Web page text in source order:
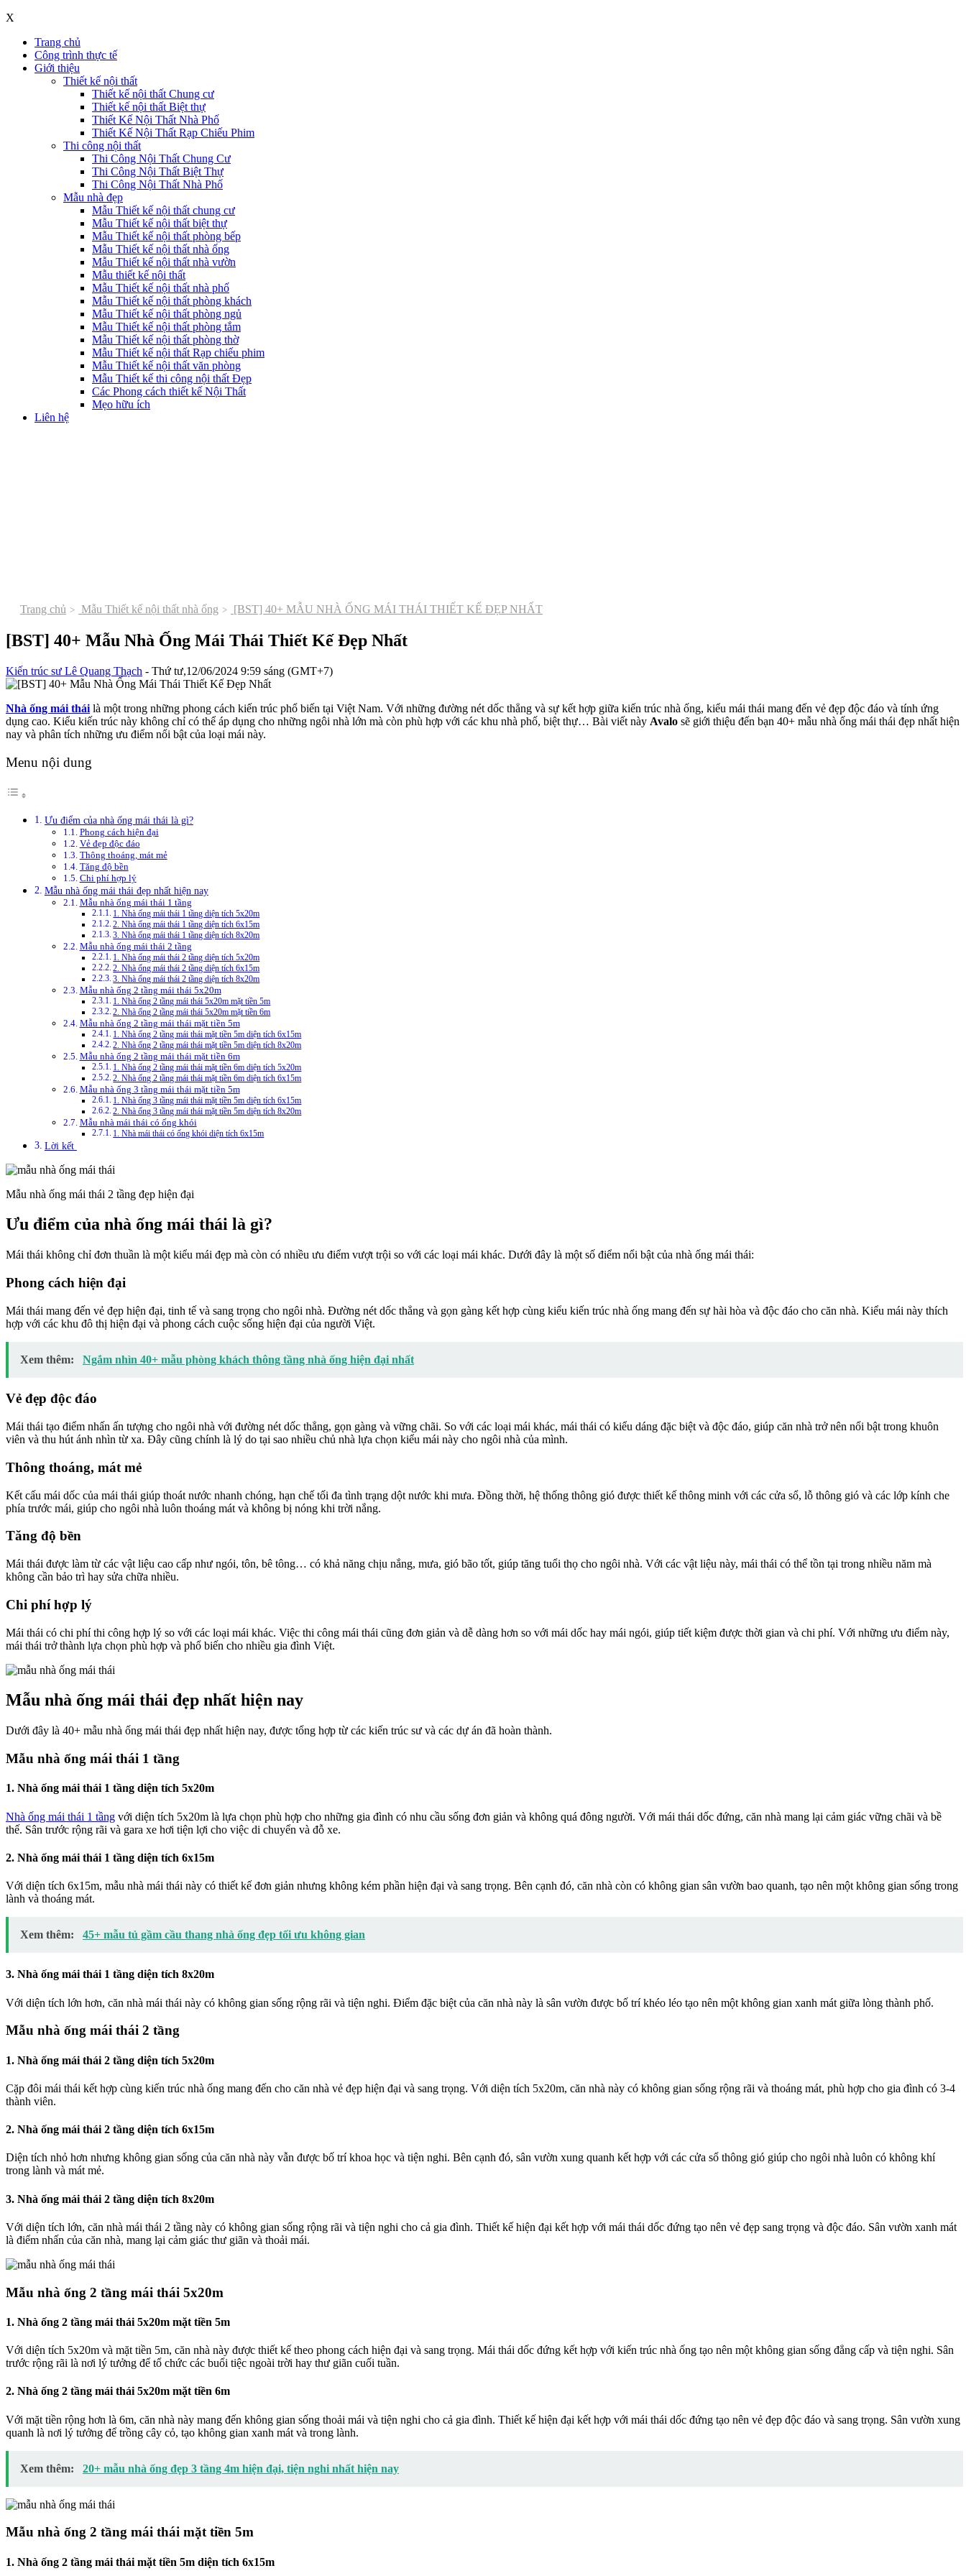
X
Trang chủ
Công trình thực tế
Giới thiệu
Thiết kế nội thất
Thiết kế nội thất Chung cư
Thiết kế nội thất Biệt thự
Thiết Kế Nội Thất Nhà Phố
Thiết Kế Nội Thất Rạp Chiếu Phim
Thi công nội thất
Thi Công Nội Thất Chung Cư
Thi Công Nội Thất Biệt Thự
Thi Công Nội Thất Nhà Phố
Mẫu nhà đẹp
Mẫu Thiết kế nội thất chung cư
Mẫu Thiết kế nội thất biệt thự
Mẫu Thiết kế nội thất phòng bếp
Mẫu Thiết kế nội thất nhà ống
Mẫu Thiết kế nội thất nhà vườn
Mẫu thiết kế nội thất
Mẫu Thiết kế nội thất nhà phố
Mẫu Thiết kế nội thất phòng khách
Mẫu Thiết kế nội thất phòng ngủ
Mẫu Thiết kế nội thất phòng tắm
Mẫu Thiết kế nội thất phòng thờ
Mẫu Thiết kế nội thất Rạp chiếu phim
Mẫu Thiết kế nội thất văn phòng
Mẫu Thiết kế thi công nội thất Đẹp
Các Phong cách thiết kế Nội Thất
Mẹo hữu ích
Liên hệ
Trang chủ Mẫu Thiết kế nội thất nhà ống [BST] 40+ MẪU NHÀ ỐNG MÁI THÁI THIẾT KẾ ĐẸP NHẤT
[BST] 40+ Mẫu Nhà Ống Mái Thái Thiết Kế Đẹp Nhất
Kiến trúc sư Lê Quang Thạch - Thứ tư,12/06/2024 9:59 sáng (GMT+7)
Nhà ống mái thái là một trong những phong cách kiến trúc phổ biến tại Việt Nam. Với những đường nét dốc thẳng và sự kết hợp giữa kiến trúc nhà ống, kiểu mái thái mang đến vẻ đẹp độc đáo và tính ứng
dụng cao. Kiểu kiến trúc này không chỉ có thể áp dụng cho những ngôi nhà lớn mà còn phù hợp với các khu nhà phố, biệt thự… Bài viết này Avalo sẽ giới thiệu đến bạn 40+ mẫu nhà ống mái thái đẹp nhất hiện
nay và phân tích những ưu điểm nổi bật của loại mái này.
Menu nội dung
Ưu điểm của nhà ống mái thái là gì?
Phong cách hiện đại
Vẻ đẹp độc đáo
Thông thoáng, mát mẻ
Tăng độ bền
Chi phí hợp lý
Mẫu nhà ống mái thái đẹp nhất hiện nay
Mẫu nhà ống mái thái 1 tầng
1. Nhà ống mái thái 1 tầng diện tích 5x20m
2. Nhà ống mái thái 1 tầng diện tích 6x15m
3. Nhà ống mái thái 1 tầng diện tích 8x20m
Mẫu nhà ống mái thái 2 tầng
1. Nhà ống mái thái 2 tầng diện tích 5x20m
2. Nhà ống mái thái 2 tầng diện tích 6x15m
3. Nhà ống mái thái 2 tầng diện tích 8x20m
Mẫu nhà ống 2 tầng mái thái 5x20m
1. Nhà ống 2 tầng mái thái 5x20m mặt tiền 5m
2. Nhà ống 2 tầng mái thái 5x20m mặt tiền 6m
Mẫu nhà ống 2 tầng mái thái mặt tiền 5m
1. Nhà ống 2 tầng mái thái mặt tiền 5m diện tích 6x15m
2. Nhà ống 2 tầng mái thái mặt tiền 5m diện tích 8x20m
Mẫu nhà ống 2 tầng mái thái mặt tiền 6m
1. Nhà ống 2 tầng mái thái mặt tiền 6m diện tích 5x20m
2. Nhà ống 2 tầng mái thái mặt tiền 6m diện tích 6x15m
Mẫu nhà ống 3 tầng mái thái mặt tiền 5m
1. Nhà ống 3 tầng mái thái mặt tiền 5m diện tích 6x15m
2. Nhà ống 3 tầng mái thái mặt tiền 5m diện tích 8x20m
Mẫu nhà mái thái có ống khói
1. Nhà mái thái có ống khói diện tích 6x15m
Lời kết
Mẫu nhà ống mái thái 2 tầng đẹp hiện đại
Ưu điểm của nhà ống mái thái là gì?
Mái thái không chỉ đơn thuần là một kiểu mái đẹp mà còn có nhiều ưu điểm vượt trội so với các loại mái khác. Dưới đây là một số điểm nổi bật của nhà ống mái thái:
Phong cách hiện đại
Mái thái mang đến vẻ đẹp hiện đại, tinh tế và sang trọng cho ngôi nhà. Đường nét dốc thẳng và gọn gàng kết hợp cùng kiểu kiến trúc nhà ống mang đến sự hài hòa và độc đáo cho căn nhà. Kiểu mái này thích
hợp với các khu đô thị hiện đại và phong cách cuộc sống hiện đại của người Việt.
Xem thêm: Ngắm nhìn 40+ mẫu phòng khách thông tầng nhà ống hiện đại nhất
Vẻ đẹp độc đáo
Mái thái tạo điểm nhấn ấn tượng cho ngôi nhà với đường nét dốc thẳng, gọn gàng và vững chãi. So với các loại mái khác, mái thái có kiểu dáng đặc biệt và độc đáo, giúp căn nhà trở nên nổi bật trong khuôn
viên và thu hút ánh nhìn từ xa. Đây cũng chính là lý do tại sao nhiều chủ nhà lựa chọn kiểu mái này cho ngôi nhà của mình.
Thông thoáng, mát mẻ
Kết cấu mái dốc của mái thái giúp thoát nước nhanh chóng, hạn chế tối đa tình trạng dột nước khi mưa. Đồng thời, hệ thống thông gió được thiết kế thông minh với các cửa sổ, lỗ thông gió và các lớp kính che
phía trước mái, giúp cho ngôi nhà luôn thoáng mát và không bị nóng khi trời nắng.
Tăng độ bền
Mái thái được làm từ các vật liệu cao cấp như ngói, tôn, bê tông… có khả năng chịu nắng, mưa, gió bão tốt, giúp tăng tuổi thọ cho ngôi nhà. Với các vật liệu này, mái thái có thể tồn tại trong nhiều năm mà
không cần bảo trì hay sửa chữa nhiều.
Chi phí hợp lý
Mái thái có chi phí thi công hợp lý so với các loại mái khác. Việc thi công mái thái cũng đơn giản và dễ dàng hơn so với mái dốc hay mái ngói, giúp tiết kiệm được thời gian và chi phí. Với những ưu điểm này,
mái thái trở thành lựa chọn phù hợp và phổ biến cho nhiều gia đình Việt.
Mẫu nhà ống mái thái đẹp nhất hiện nay
Dưới đây là 40+ mẫu nhà ống mái thái đẹp nhất hiện nay, được tổng hợp từ các kiến trúc sư và các dự án đã hoàn thành.
Mẫu nhà ống mái thái 1 tầng
1. Nhà ống mái thái 1 tầng diện tích 5x20m
Nhà ống mái thái 1 tầng với diện tích 5x20m là lựa chọn phù hợp cho những gia đình có nhu cầu sống đơn giản và không quá đông người. Với mái thái dốc đứng, căn nhà mang lại cảm giác vững chãi và bề
thế. Sân trước rộng rãi và gara xe hơi tiện lợi cho việc di chuyển và đỗ xe.
2. Nhà ống mái thái 1 tầng diện tích 6x15m
Với diện tích 6x15m, mẫu nhà mái thái này có thiết kế đơn giản nhưng không kém phần hiện đại và sang trọng. Bên cạnh đó, căn nhà còn có không gian sân vườn bao quanh, tạo nên một không gian sống trong
lành và thoáng mát.
Xem thêm: 45+ mẫu tủ gầm cầu thang nhà ống đẹp tối ưu không gian
3. Nhà ống mái thái 1 tầng diện tích 8x20m
Với diện tích lớn hơn, căn nhà mái thái này có không gian sống rộng rãi và tiện nghi. Điểm đặc biệt của căn nhà này là sân vườn được bố trí khéo léo tạo nên một không gian xanh mát giữa lòng thành phố.
Mẫu nhà ống mái thái 2 tầng
1. Nhà ống mái thái 2 tầng diện tích 5x20m
Cặp đôi mái thái kết hợp cùng kiến trúc nhà ống mang đến cho căn nhà vẻ đẹp hiện đại và sang trọng. Với diện tích 5x20m, căn nhà này có không gian sống rộng rãi và thoáng mát, phù hợp cho gia đình có 3-4
thành viên.
2. Nhà ống mái thái 2 tầng diện tích 6x15m
Diện tích nhỏ hơn nhưng không gian sống của căn nhà này vẫn được bố trí khoa học và tiện nghi. Bên cạnh đó, sân vườn xung quanh kết hợp với các cửa sổ thông gió giúp cho ngôi nhà luôn có không khí
trong lành và mát mẻ.
3. Nhà ống mái thái 2 tầng diện tích 8x20m
Với diện tích lớn, căn nhà mái thái 2 tầng này có không gian sống rộng rãi và tiện nghi cho cả gia đình. Thiết kế hiện đại kết hợp với mái thái dốc đứng tạo nên vẻ đẹp sang trọng và độc đáo. Sân vườn xanh mát
là điểm nhấn của căn nhà, mang lại cảm giác thư giãn và thoải mái.
Mẫu nhà ống 2 tầng mái thái 5x20m
1. Nhà ống 2 tầng mái thái 5x20m mặt tiền 5m
Với diện tích 5x20m và mặt tiền 5m, căn nhà này được thiết kế theo phong cách hiện đại và sang trọng. Mái thái dốc đứng kết hợp với kiến trúc nhà ống tạo nên một không gian sống đẳng cấp và tiện nghi. Sân
trước rộng rãi là nơi lý tưởng để tổ chức các buổi tiệc ngoài trời hay thư giãn cuối tuần.
2. Nhà ống 2 tầng mái thái 5x20m mặt tiền 6m
Với mặt tiền rộng hơn là 6m, căn nhà này mang đến không gian sống thoải mái và tiện nghi cho cả gia đình. Thiết kế hiện đại kết hợp với mái thái dốc đứng tạo nên vẻ đẹp độc đáo và sang trọng. Sân vườn xung
quanh là nơi lý tưởng để trồng cây cỏ, tạo không gian xanh mát và trong lành.
Xem thêm: 20+ mẫu nhà ống đẹp 3 tầng 4m hiện đại, tiện nghi nhất hiện nay
Mẫu nhà ống 2 tầng mái thái mặt tiền 5m
1. Nhà ống 2 tầng mái thái mặt tiền 5m diện tích 6x15m